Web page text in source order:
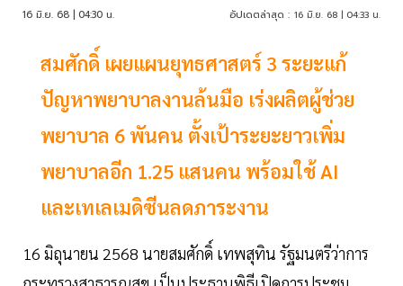
16 มิ.ย. 68 | 04:30 น. อัปเดตล่าสุด : 16 มิ.ย. 68 | 04:33 น.
สมศักดิ์ เผยแผนยุทธศาสตร์ 3 ระยะแก้
ปัญหาพยาบาลงานล้นมือ เร่งผลิตผู้ช่วย
พยาบาล 6 พันคน ตั้งเป้าระยะยาวเพิ่ม
พยาบาลอีก 1.25 แสนคน พร้อมใช้ AI
และเทเลเมดิซีนลดภาระงาน
16 มิถุนายน 2568 นายสมศักดิ์ เทพสุทิน รัฐมนตรีว่าการ